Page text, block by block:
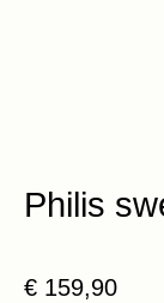
Philis
€ 159,90